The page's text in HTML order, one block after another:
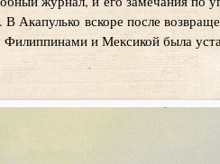
Акапулько вскоре после
и Мексикой была